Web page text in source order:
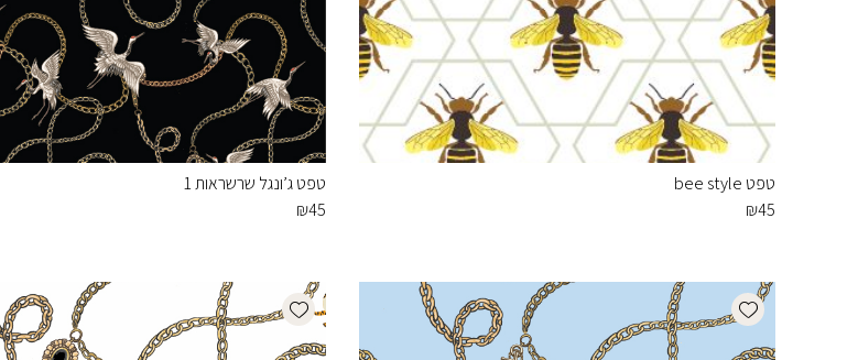
טפט bee style
₪45
טפט ג’ונגל שרשראות 1
₪45
Add wishlist
Add wishlist